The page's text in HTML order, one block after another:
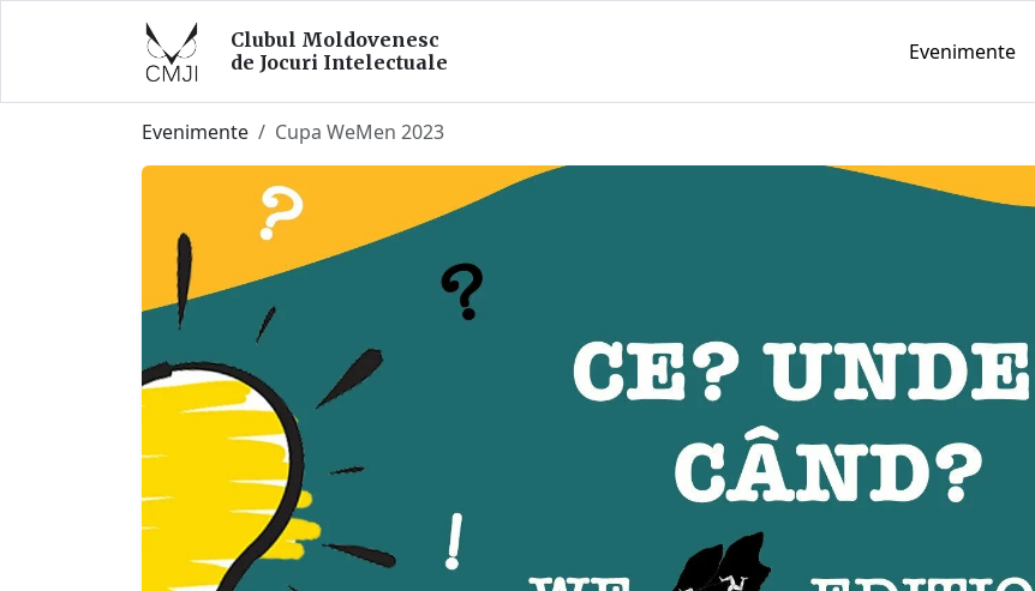
Clubul Moldovenesc
de Jocuri Intelectuale
Evenimente
Evenimente Cupa WeMen 2023